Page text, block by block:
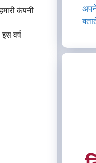
कंपनी
वर्ष